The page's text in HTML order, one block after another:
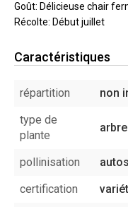
Goût: Délicieuse chair
Récolte: Début juillet
Caractéristiques
répartition
non
type de
plante
pollinisation
certification